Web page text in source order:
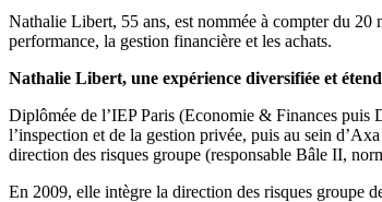
Nathalie Libert, 55 ans, est nommée à compter du
performance, la gestion financière et les achats.
Nathalie Libert, une expérience diversifiée et
Diplômée de l’IEP Paris (Economie & Finances puis
l’inspection et de la gestion privée, puis au sein
direction des risques groupe (responsable Bâle II,
En 2009, elle intègre la direction des risques groupe